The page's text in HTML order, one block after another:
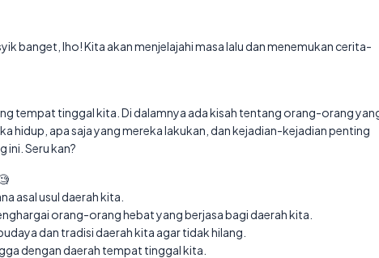
banget, lho! Kita akan menjelajahi masa lalu dan menemukan cerita-
tempat tinggal kita. Di dalamnya ada kisah tentang orang-orang
hidup, apa saja yang mereka lakukan, dan kejadian-kejadian penting
ini. Seru kan?
asal usul daerah kita.
orang-orang hebat yang berjasa bagi daerah kita.
dan tradisi daerah kita agar tidak hilang.
dengan daerah tempat tinggal kita.